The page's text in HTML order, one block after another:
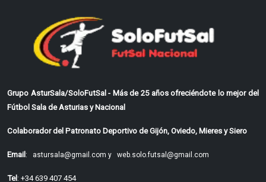
Grupo AsturSala/SoloFutSal - Más de 25 años ofreciéndote lo mejor del
Fútbol Sala de Asturias y Nacional
Colaborador del Patronato Deportivo de Gijón, Oviedo, Mieres y Siero
Email: astursala@gmail.com y web.solo.futsal@gmail.com
Tel: +34 639 407 454